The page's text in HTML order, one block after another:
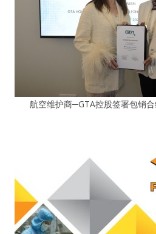
航空维护商─GTA控股签署包销